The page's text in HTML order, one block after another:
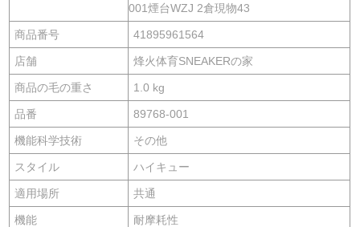
001煙台WZJ 2倉現物43
商品番号 41895961564
店舗 烽火体育SNEAKERの家
商品の毛の重さ 1.0 kg
品番 89768-001
機能科学技術 その他
スタイル ハイキュー
適用場所 共通
機能 耐摩耗性